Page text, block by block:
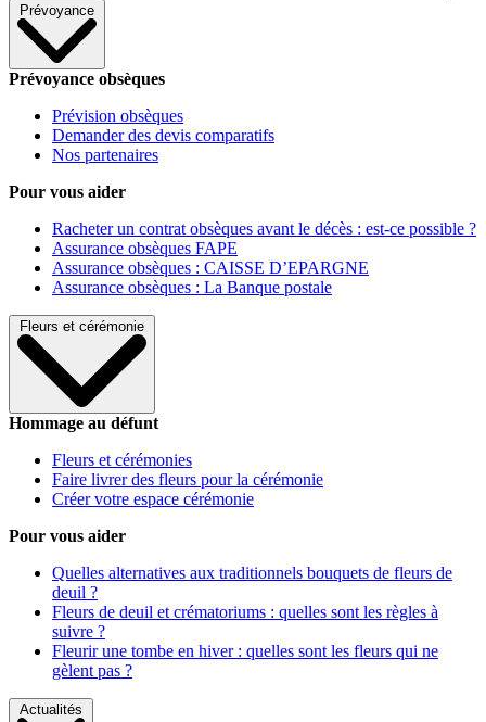
Prévoyance
Prévoyance obsèques
Prévision obsèques
Demander des devis comparatifs
Nos partenaires
Pour vous aider
Racheter un contrat obsèques avant le décès : est-ce possible ?
Assurance obsèques FAPE
Assurance obsèques : CAISSE D’EPARGNE
Assurance obsèques : La Banque postale
Fleurs et cérémonie
Hommage au défunt
Fleurs et cérémonies
Faire livrer des fleurs pour la cérémonie
Créer votre espace cérémonie
Pour vous aider
Quelles alternatives aux traditionnels bouquets de fleurs de
deuil ?
Fleurs de deuil et crématoriums : quelles sont les règles à
suivre ?
Fleurir une tombe en hiver : quelles sont les fleurs qui ne
gèlent pas ?
Actualités